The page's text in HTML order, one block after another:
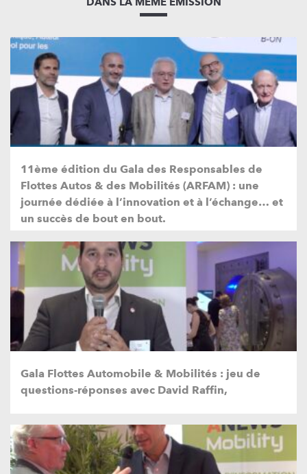
11ème édition du Gala des Responsables de
Flottes Autos & des Mobilités (ARFAM) : une
journée dédiée à l’innovation et à l’échange… et
un succès de bout en bout.
Gala Flottes Automobile & Mobilités : jeu de
questions-réponses avec David Raffin,